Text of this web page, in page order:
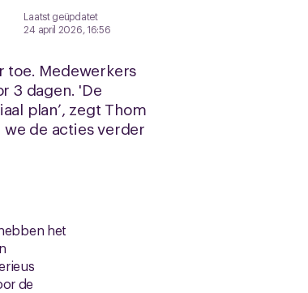
Laatst geüpdatet
24 april 2026, 16:56
toe. Medewerkers
3 dagen. 'De
plan’, zegt Thom
we de acties verder
het
de